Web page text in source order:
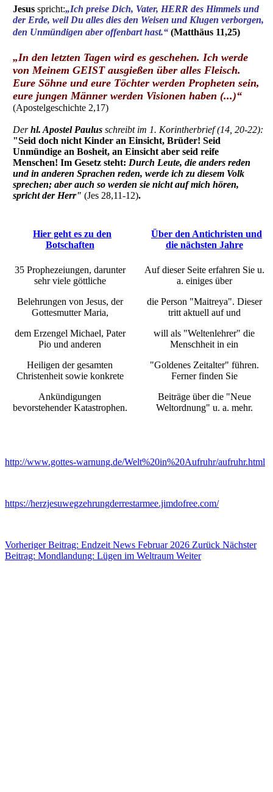
Jesus spricht:„Ich preise Dich, Vater, HERR des Himmels und
der Erde, weil Du alles dies den Weisen und Klugen verborgen,
den Unmündigen aber offenbart hast.“ (Matthäus 11,25)
„In den letzten Tagen wird es geschehen. Ich werde
von Meinem GEIST ausgießen über alles Fleisch.
Eure Söhne und eure Töchter werden Propheten sein,
eure jungen Männer werden Visionen haben (...)“
(Apostelgeschichte 2,17)
Derhl. Apostel Paulus schreibt im 1. Korintherbrief (14, 20-22):
"Seid doch nicht Kinder an Einsicht, Brüder! Seid
Unmündige an Bosheit, an Einsicht aber seid reife
Menschen! Im Gesetz steht: Durch Leute, die anders reden
und in anderen Sprachen reden, werde ich zu diesem Volk
sprechen; aber auch so werden sie nicht auf mich hören,
spricht der Herr" (Jes 28,11-12).
Hier geht es zu den
Botschaften
Über den Antichristen und
die nächsten Jahre
35 Prophezeiungen, darunter
sehr viele göttliche
Belehrungen von Jesus, der
Gottesmutter Maria,
dem Erzengel Michael, Pater
Pio und anderen
Heiligen der gesamten
Christenheit sowie konkrete
Ankündigungen
bevorstehender Katastrophen.
Auf dieser Seite erfahren Sie u.
a. einiges über
die Person "Maitreya". Dieser
tritt aktuell auf und
will als "Weltenlehrer" die
Menschheit in ein
"Goldenes Zeitalter" führen.
Ferner finden Sie
Beiträge über die "Neue
Weltordnung" u. a. mehr.
http://www.gottes-warnung.de/Welt%20in%20Aufruhr/aufruhr.html
https://herzjesuwegzehrungderrestarmee.jimdofree.com/
Vorheriger Beitrag: Endzeit News Februar 2026 Zurück Nächster
Beitrag: Mondlandung: Lügen im Weltraum Weiter